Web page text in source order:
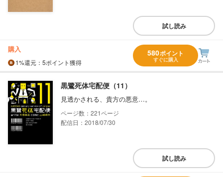
試し読み
購入
1%還元 ：5ポイント獲得
580ポイント
すぐに購入
黒鷺死体宅配便（11）
見透かされる、貴方の悪意…。
221
配信日：2018/07/30
試し読み